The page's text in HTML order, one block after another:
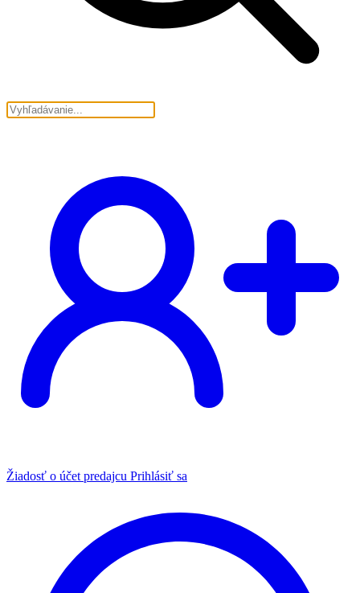
Žiadosť o účet predajcu Prihlásiť sa